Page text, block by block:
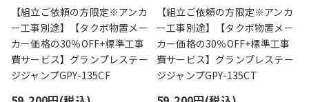
【組立ご依頼の方限定※アンカ
ー工事別途】【タクボ物置メー
カー価格の30％OFF+標準工事
費サービス】グランプレステー
ジジャンプGPY-135CF
【組立ご依頼の方限定※アンカ
ー工事別途】【タクボ物置メー
カー価格の30％OFF+標準工事
費サービス】グランプレステー
ジジャンプGPY-135CT